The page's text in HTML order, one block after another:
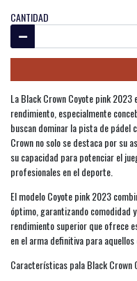
CANTIDAD
La Black Crown Coyote pink
rendimiento, especialmente
buscan dominar la pista de pádel
Crown no solo se destaca por su
su capacidad para potenciar el
profesionales en el deporte.
El modelo Coyote pink 2023
óptimo, garantizando comodidad
rendimiento superior que ofrece
en el arma definitiva para
Características pala Black Crown